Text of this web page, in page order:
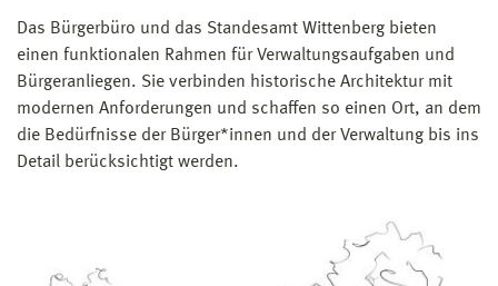
Das Bürgerbüro und das Standesamt Wittenberg bieten
einen funktionalen Rahmen für Verwaltungsaufgaben und
Bürgeranliegen. Sie verbinden historische Architektur mit
modernen Anforderungen und schaffen so einen Ort, an dem
die Bedürfnisse der Bürger*innen und der Verwaltung bis ins
Detail berücksichtigt werden.